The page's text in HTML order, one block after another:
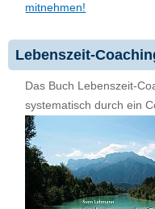
mitnehmen!
Lebenszeit-
Das Buch Lebenszeit-
systematisch durch ein